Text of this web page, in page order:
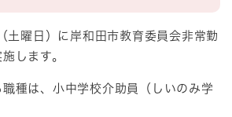
曜日）に岸和田市教育委員会非常勤
します。
種は、小中学校介助員（しいのみ学